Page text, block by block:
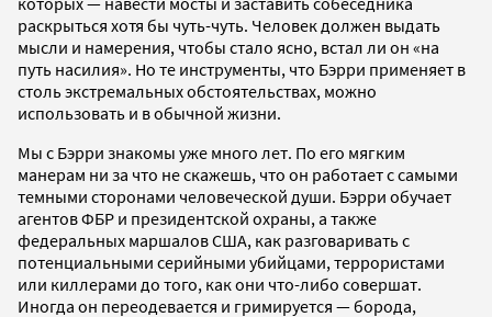
раскрыться хотя бы чуть-чуть. Человек должен выдать
мысли и намерения, чтобы стало ясно, встал ли он «на
путь насилия». Но те инструменты, что Бэрри применяет в
столь экстремальных обстоятельствах, можно
использовать и в обычной жизни.
Мы с Бэрри знакомы уже много лет. По его мягким
манерам ни за что не скажешь, что он работает с самыми
темными сторонами человеческой души. Бэрри обучает
агентов ФБР и президентской охраны, а также
федеральных маршалов США, как разговаривать с
потенциальными серийными убийцами, террористами
или киллерами до того, как они что-либо совершат.
Иногда он переодевается и гримируется — борода,